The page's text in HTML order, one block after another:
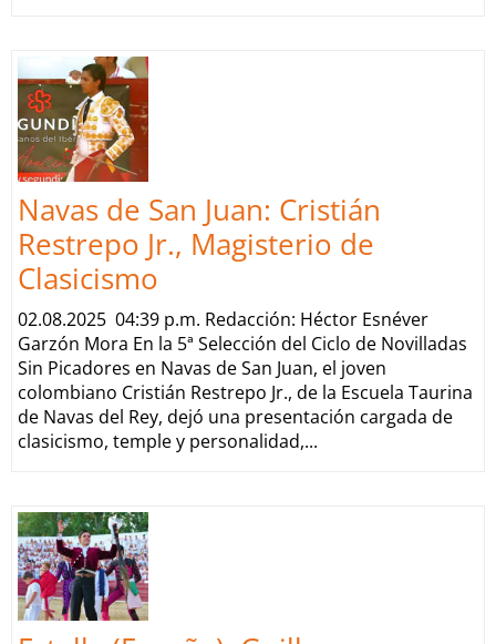
Navas de San Juan: Cristián
Restrepo Jr., Magisterio de
Clasicismo
02.08.2025 04:39 p.m. Redacción: Héctor Esnéver
Garzón Mora En la 5ª Selección del Ciclo de Novilladas
Sin Picadores en Navas de San Juan, el joven
colombiano Cristián Restrepo Jr., de la Escuela Taurina
de Navas del Rey, dejó una presentación cargada de
clasicismo, temple y personalidad,...